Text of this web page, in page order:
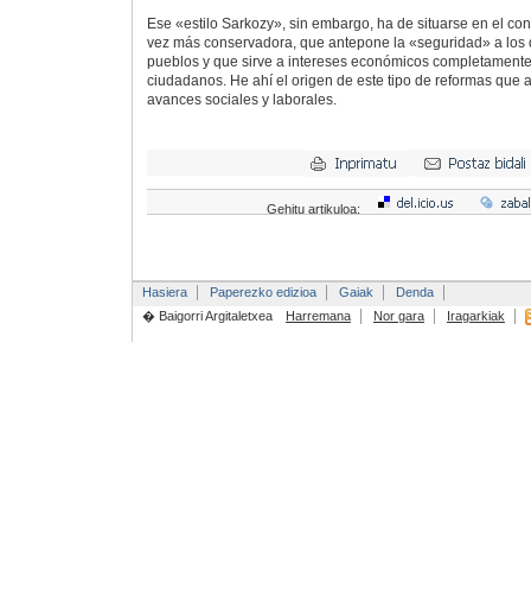
Ese «estilo Sarkozy», sin embargo, ha de situarse en el
vez más conservadora, que antepone la «seguridad» a los
pueblos y que sirve a intereses económicos
ciudadanos. He ahí el origen de este tipo de reformas que
avances sociales y laborales.
Gehitu artikuloa:
Hasiera Paperezko edizioa Gaiak
Denda
� Baigorri Argitaletxea
Harremana Nor gara Iragarkiak